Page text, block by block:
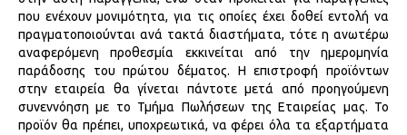
που ενέχουν μονιμότητα, για τις οποίες έχει δοθεί εντολή να
πραγματοποιούνται ανά τακτά διαστήματα, τότε η ανωτέρω
αναφερόμενη προθεσμία εκκινείται από την ημερομηνία
παράδοσης του πρώτου δέματος. Η επιστροφή προϊόντων
στην εταιρεία θα γίνεται πάντοτε μετά από προηγούμενη
συνεννόηση με το Τμήμα Πωλήσεων της Εταιρείας μας. Το
προϊόν θα πρέπει, υποχρεωτικά, να φέρει όλα τα εξαρτήματα